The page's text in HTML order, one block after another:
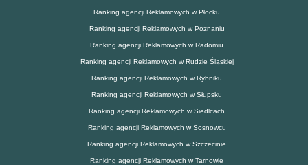
Ranking agencji Reklamowych w Płocku
Ranking agencji Reklamowych w Poznaniu
Ranking agencji Reklamowych w Radomiu
Ranking agencji Reklamowych w Rudzie Śląskiej
Ranking agencji Reklamowych w Rybniku
Ranking agencji Reklamowych w Słupsku
Ranking agencji Reklamowych w Siedlcach
Ranking agencji Reklamowych w Sosnowcu
Ranking agencji Reklamowych w Szczecinie
Ranking agencji Reklamowych w Tarnowie